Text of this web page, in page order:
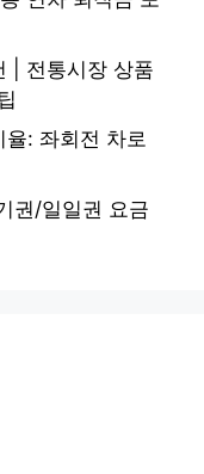
| 전통시장 상품
율: 좌회전 차로
권/일일권 요금